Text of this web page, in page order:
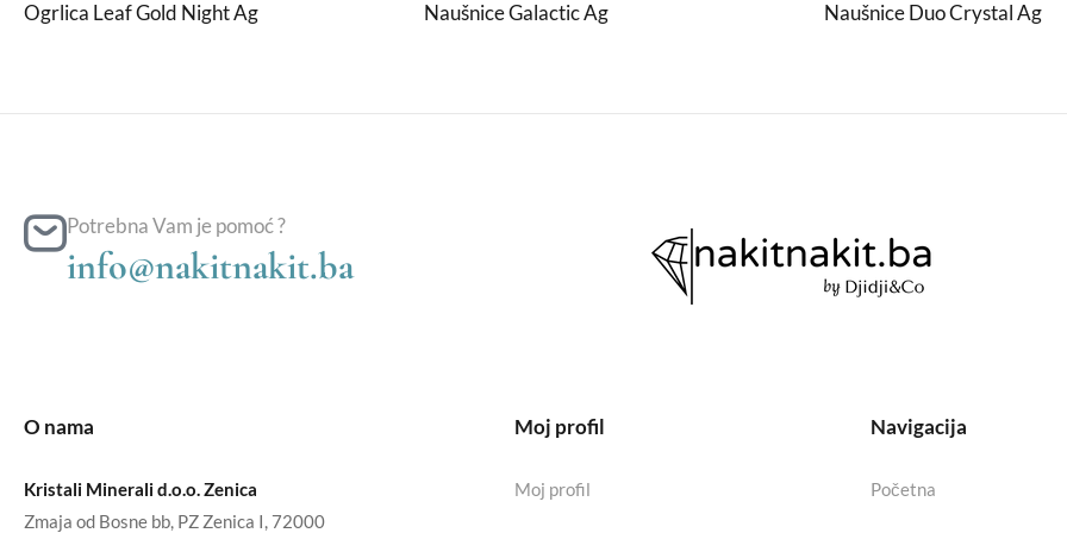
Ogrlica Leaf Gold Night Ag Naušnice Galactic Ag Naušnice Duo Crystal Ag
Potrebna Vam je pomoć ?
info@nakitnakit.ba
O nama
Kristali Minerali d.o.o. Zenica
Zmaja od Bosne bb, PZ Zenica I, 72000
Moj profil
Moj profil
Navigacija
Početna